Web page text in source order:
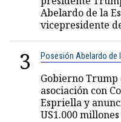
Abelardo de la
vicepresidente
3 Posesión Abelardo de
Gobierno Trump
asociación con
Espriella y
US1.000